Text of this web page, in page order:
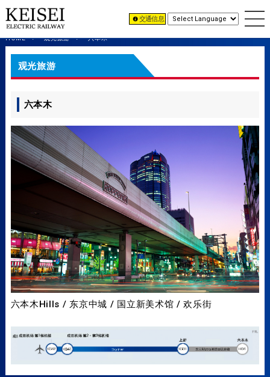
交通信息
HOME 观光旅游 六本木
观光旅游
六本木
六本木Hills / 东京中城 / 国立新美术馆 / 欢乐街